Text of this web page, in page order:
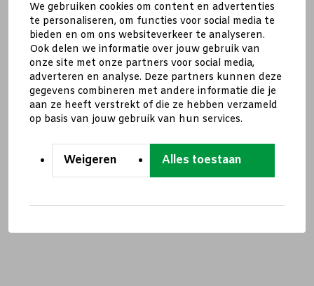
We gebruiken cookies om content en advertenties
te personaliseren, om functies voor social media te
bieden en om ons websiteverkeer te analyseren.
Ook delen we informatie over jouw gebruik van
onze site met onze partners voor social media,
adverteren en analyse. Deze partners kunnen deze
gegevens combineren met andere informatie die je
aan ze heeft verstrekt of die ze hebben verzameld
op basis van jouw gebruik van hun services.
Weigeren Alles toestaan